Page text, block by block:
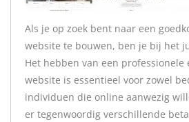
Als je op zoek bent naar een
website te bouwen, ben je bij het
Het hebben van een professionele
website is essentieel voor zowel
individuen die online aanwezig
er tegenwoordig verschillende